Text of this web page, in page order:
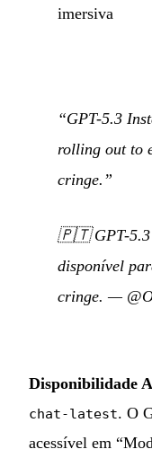
imersiva
“GPT-5.3
rolling out to
cringe.”
🇵🇹GPT-
disponível
cringe. —
Disponibilidade
chat-latest. O
acessível em